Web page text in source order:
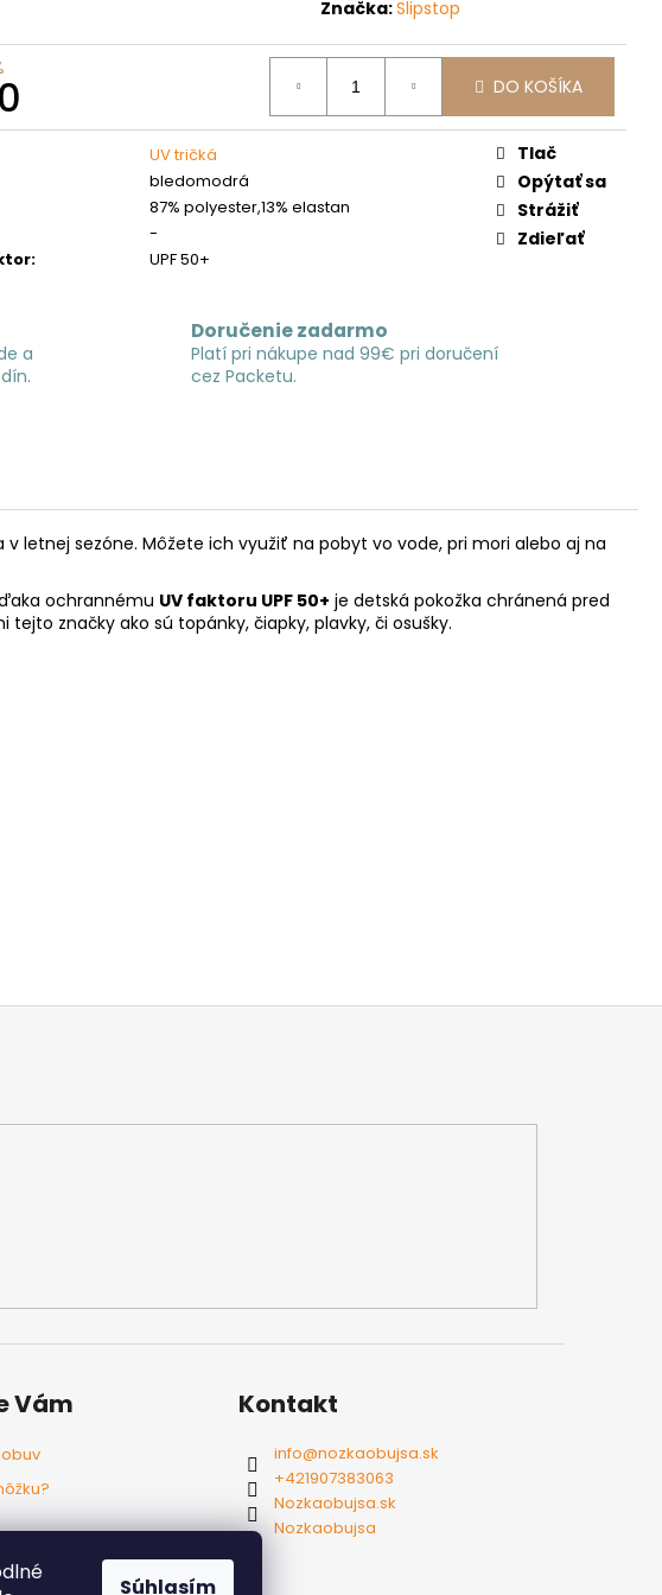
Súhlasím
Značka:Slipstop
DO KOŠÍKA
UV tričká
bledomodrá
87% polyester,13% elastan
-
: UPF 50+
Tlač
Opýtať sa
Strážiť
Zdieľať
a
Doručenie zadarmo
Platí pri nákupe nad 99€ pri doručení
cez Packetu.
letnej sezóne. Môžete ich využiť na pobyt vo vode, pri mori alebo aj na
ochrannému UV faktoru UPF 50+ je detská pokožka chránená pred
značky ako sú topánky, čiapky, plavky, či osušky.
Vám Kontakt
info@nozkaobujsa.sk
+421907383063
Nozkaobujsa.sk
Nozkaobujsa